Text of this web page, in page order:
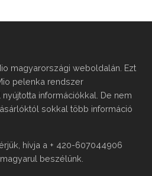
magyarországi weboldalán. Ezt
pelenka rendszer
információkkal. De nem
sokkal több információ
hívja a + 420-607044906
beszélünk.